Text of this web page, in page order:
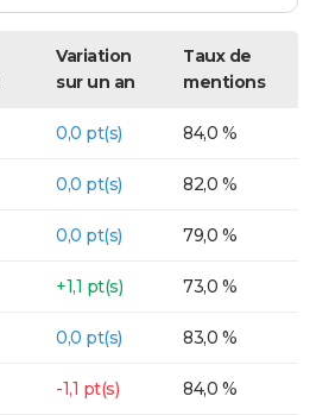
Variation
sur un an
Taux de
mentions
0,0 pt(s) 84,0 %
0,0 pt(s) 82,0 %
0,0 pt(s) 79,0 %
+1,1 pt(s) 73,0 %
0,0 pt(s) 83,0 %
-1,1 pt(s) 84,0 %